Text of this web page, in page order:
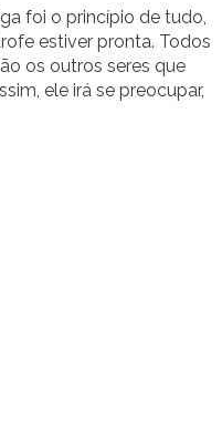
foi o princípio de tudo,
estiver pronta. Todos
os outros seres que
ele irá se preocupar,